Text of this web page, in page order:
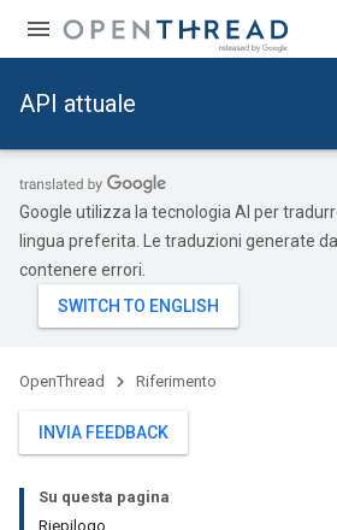
API attuale
Google utilizza la tecnologia AI per
lingua preferita. Le traduzioni generate
contenere errori.
OpenThread Riferimento
INVIA FEEDBACK
Su questa pagina
Riepilogo